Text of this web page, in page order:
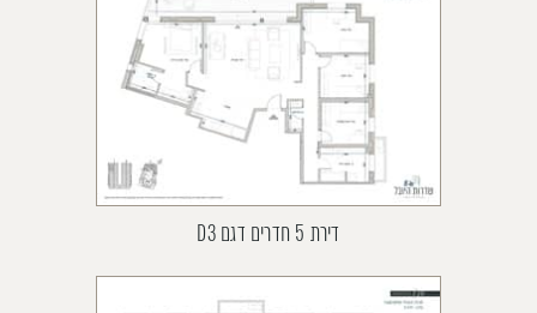
דירת 5 חדרים דגם D3